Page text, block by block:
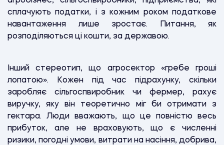
сплачують податки, і з кожним роком податкове
навантаження лише зростає. Питання, як
розподіляються ці кошти, за державою.
Інший стереотип, що агросектор «гребе гроші
лопатою». Кожен під час підрахунку, скільки
заробляє сільгоспвиробник чи фермер, рахує
виручку, яку він теоретично міг би отримати з
гектара. Люди вважають, що це повністю весь
прибуток, але не враховують, що є численні
ризики, погодні умови, витрати на насіння, добрива,